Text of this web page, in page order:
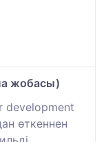
жобасы)
development
өткеннен